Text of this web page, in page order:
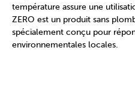
température assure une
ZERO est un produit sans
spécialement conçu pour
environnementales locales.